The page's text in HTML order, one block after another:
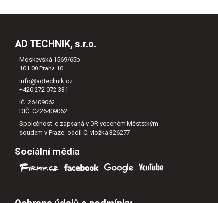
AD TECHNIK, s.r.o.
Moskevská 1569/65b
101 00 Praha 10
info@adtechnik.cz
+420 272 072 331
IČ: 26409062
DIČ: CZ26409062
Společnost je zapsaná v OR vedeném Měststkým
soudem v Praze, oddíl C, vložka 326277
Sociální média